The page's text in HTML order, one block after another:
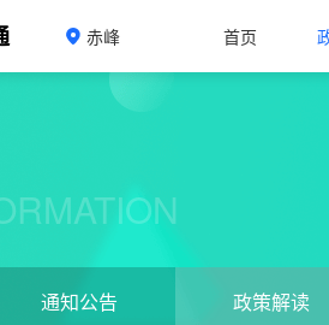
赤峰 首页
通知公告 政策解读